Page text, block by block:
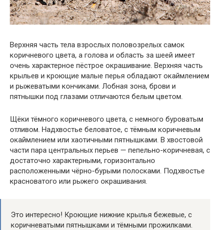
Верхняя часть тела взрослых половозрелых самок
коричневого цвета, а голова и область за шеей имеет
очень характерное пёстрое окрашивание. Верхняя часть
крыльев и кроющие малые перья обладают окаймлением
и рыжеватыми кончиками. Лобная зона, брови и
пятнышки под глазами отличаются белым цветом.
Щёки тёмного коричневого цвета, с немного буроватым
отливом. Надхвостье беловатое, с тёмным коричневым
окаймлением или хаотичными пятнышками. В хвостовой
части пара центральных перьев — пепельно-коричневая, с
достаточно характерными, горизонтально
расположенными чёрно-бурыми полосками. Подхвостье
красноватого или рыжего окрашивания.
Это интересно! Кроющие нижние крылья бежевые, с
коричневатыми пятнышками и тёмными прожилками.